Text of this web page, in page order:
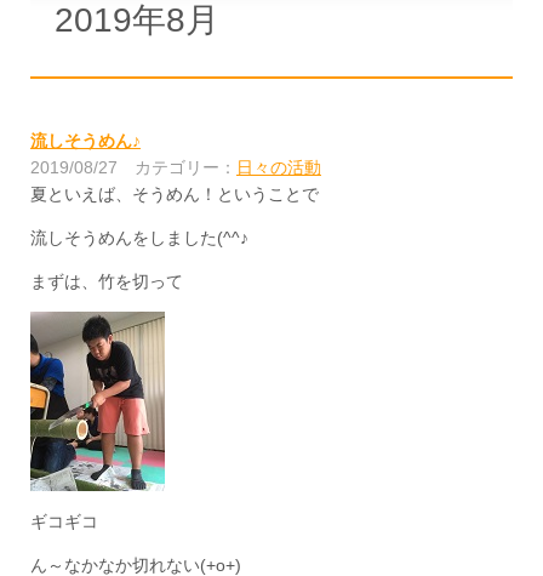
2019年8月
流しそうめん♪
2019/08/27
カテゴリー： 日々の活動
夏といえば、そうめん！ということで
流しそうめんをしました(^^♪
まずは、竹を切って
ギコギコ
ん～なかなか切れない(+o+)